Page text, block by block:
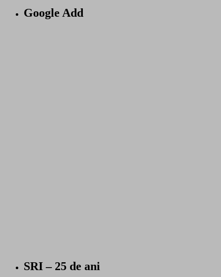
Google Add
SRI – 25 de ani